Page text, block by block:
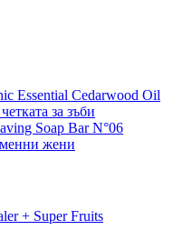
Essential Cedarwood Oil
за зъби
Soap Bar N°06
жени
+ Super Fruits